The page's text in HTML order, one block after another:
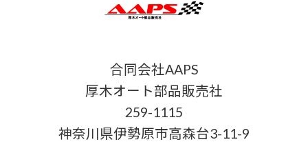
合同会社AAPS
厚木オート部品販売社
259-1115
神奈川県伊勢原市高森台3-11-9